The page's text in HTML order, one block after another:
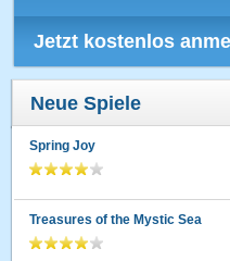
Jetzt kostenlos
Neue Spiele
Spring Joy
Treasures of the Mystic Sea